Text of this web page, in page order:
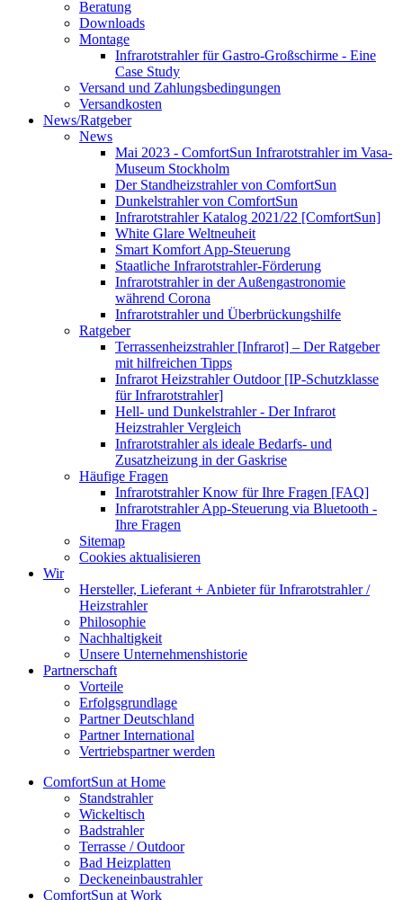
Beratung
Downloads
Montage
Infrarotstrahler für Gastro-Großschirme - Eine
Case Study
Versand und Zahlungsbedingungen
Versandkosten
News/Ratgeber
News
Mai 2023 - ComfortSun Infrarotstrahler im Vasa-
Museum Stockholm
Der Standheizstrahler von ComfortSun
Dunkelstrahler von ComfortSun
Infrarotstrahler Katalog 2021/22 [ComfortSun]
White Glare Weltneuheit
Smart Komfort App-Steuerung
Staatliche Infrarotstrahler-Förderung
Infrarotstrahler in der Außengastronomie
während Corona
Infrarotstrahler und Überbrückungshilfe
Ratgeber
Terrassenheizstrahler [Infrarot] – Der Ratgeber
mit hilfreichen Tipps
Infrarot Heizstrahler Outdoor [IP-Schutzklasse
für Infrarotstrahler]
Hell- und Dunkelstrahler - Der Infrarot
Heizstrahler Vergleich
Infrarotstrahler als ideale Bedarfs- und
Zusatzheizung in der Gaskrise
Häufige Fragen
Infrarotstrahler Know für Ihre Fragen [FAQ]
Infrarotstrahler App-Steuerung via Bluetooth -
Ihre Fragen
Sitemap
Cookies aktualisieren
Wir
Hersteller, Lieferant + Anbieter für Infrarotstrahler /
Heizstrahler
Philosophie
Nachhaltigkeit
Unsere Unternehmenshistorie
Partnerschaft
Vorteile
Erfolgsgrundlage
Partner Deutschland
Partner International
Vertriebspartner werden
ComfortSun at Home
Standstrahler
Wickeltisch
Badstrahler
Terrasse / Outdoor
Bad Heizplatten
Deckeneinbaustrahler
ComfortSun at Work